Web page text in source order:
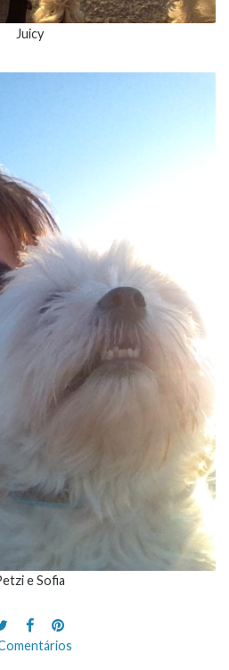
Juicy
e Sofia